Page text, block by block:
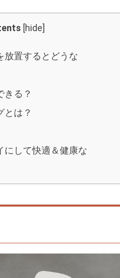
[hide]
放置するとどうな
きる？
とは？
にして快適＆健康な